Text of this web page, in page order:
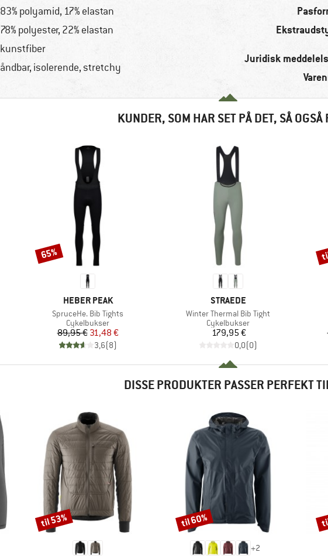
83% polyamid, 17% elastan
78% polyester, 22% elastan
kunstfiber
åndbar, isolerende, stretchy
Juridisk
KUNDER, SOM HAR SET PÅ DET, SÅ OGSÅ
MÆRKE
HEBER PEAK
Artikel
SpruceHe. Bib Tights
Produktgruppe
Cykelbukser
Pris
89,95 €Nedsat pris
31,48 €
3,6(8)
Rabat
65%
MÆRKE
STRAEDE
Artikel
Winter Thermal Bib Tight
Produktgruppe
Cykelbukser
Pris
179,95 €
0,0(0)
DISSE PRODUKTER PASSER PERFEKT
Rabat
til 53%
+2
Rabat
til 60%